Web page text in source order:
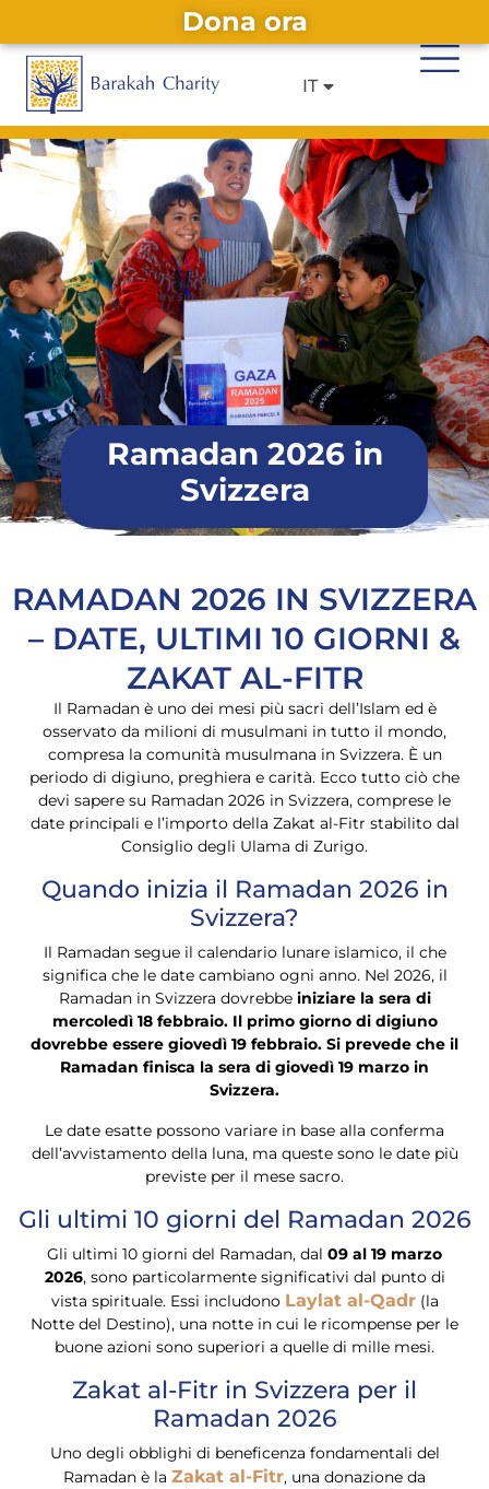
Dona ora
Alternative:
IT
EN
FR
Ramadan 2026 in
Svizzera
RAMADAN 2026 IN SVIZZERA
– DATE, ULTIMI 10 GIORNI &
ZAKAT AL-FITR
Il Ramadan è uno dei mesi più sacri dell’Islam ed è
osservato da milioni di musulmani in tutto il mondo,
compresa la comunità musulmana in Svizzera. È un
periodo di digiuno, preghiera e carità. Ecco tutto ciò che
devi sapere su Ramadan 2026 in Svizzera, comprese le
date principali e l’importo della Zakat al-Fitr stabilito dal
Consiglio degli Ulama di Zurigo.
Quando inizia il Ramadan 2026 in
Svizzera?
Il Ramadan segue il calendario lunare islamico, il che
significa che le date cambiano ogni anno. Nel 2026, il
Ramadan in Svizzera dovrebbe iniziare la sera di
mercoledì 18 febbraio. Il primo giorno di digiuno
dovrebbe essere giovedì 19 febbraio. Si prevede che il
Ramadan finisca la sera di giovedì 19 marzo in
Svizzera.
Le date esatte possono variare in base alla conferma
dell’avvistamento della luna, ma queste sono le date più
previste per il mese sacro.
Gli ultimi 10 giorni del Ramadan 2026
Gli ultimi 10 giorni del Ramadan, dal 09 al 19 marzo
2026, sono particolarmente significativi dal punto di
vista spirituale. Essi includono Laylat al-Qadr(la
Notte del Destino), una notte in cui le ricompense per le
buone azioni sono superiori a quelle di mille mesi.
Zakat al-Fitr in Svizzera per il
Ramadan 2026
Uno degli obblighi di beneficenza fondamentali del
Ramadan è la Zakat al-Fitr, una donazione da